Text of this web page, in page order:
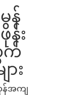
န်
း
က်
း
အကျ